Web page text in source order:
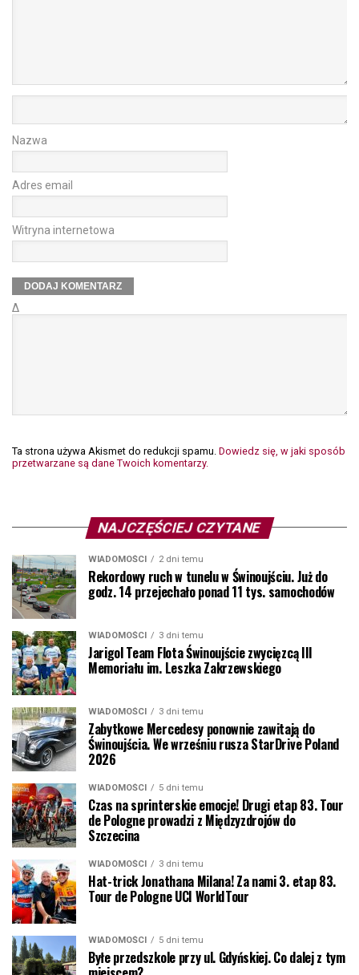
Nazwa
Adres email
Witryna internetowa
Δ
Ta strona używa Akismet do redukcji spamu. Dowiedz się, w jaki sposób
przetwarzane są dane Twoich komentarzy.
NAJCZĘŚCIEJ CZYTANE
WIADOMOŚCI 2 dni temu
Rekordowy ruch w tunelu w Świnoujściu. Już do
godz. 14 przejechało ponad 11 tys. samochodów
WIADOMOŚCI 3 dni temu
Jarigol Team Flota Świnoujście zwycięzcą III
Memoriału im. Leszka Zakrzewskiego
WIADOMOŚCI 3 dni temu
Zabytkowe Mercedesy ponownie zawitają do
Świnoujścia. We wrześniu rusza StarDrive Poland
2026
WIADOMOŚCI 5 dni temu
Czas na sprinterskie emocje! Drugi etap 83. Tour
de Pologne prowadzi z Międzyzdrojów do
Szczecina
WIADOMOŚCI 3 dni temu
Hat-trick Jonathana Milana! Za nami 3. etap 83.
Tour de Pologne UCI WorldTour
WIADOMOŚCI 5 dni temu
Byłe przedszkole przy ul. Gdyńskiej. Co dalej z tym